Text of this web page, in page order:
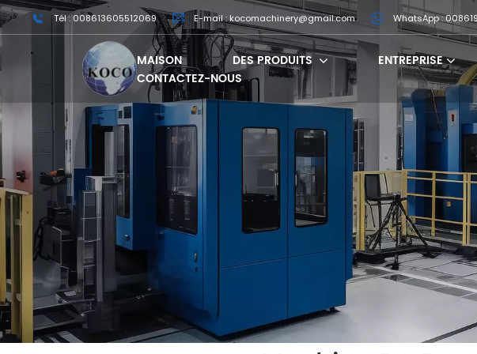
Tél : 008613605512069 E-mail : kocomachinery@gmail.com WhatsApp :
MAISON DES PRODUITS ENTREPRISE
CONTACTEZ-NOUS